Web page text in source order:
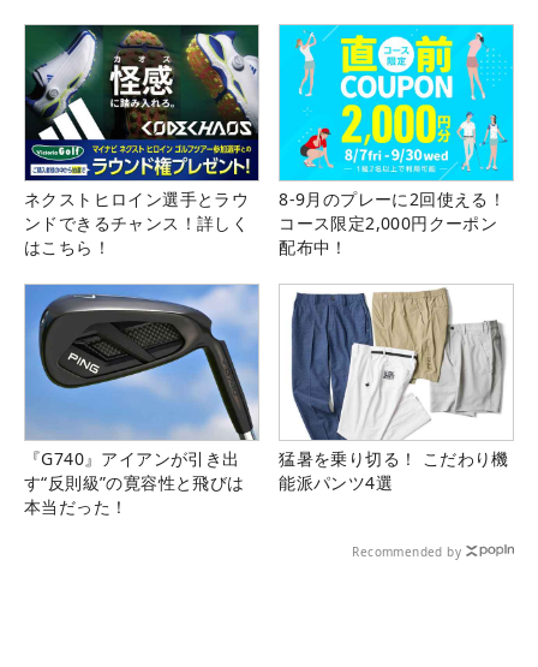
ネクストヒロイン選手とラウ
ンドできるチャンス！詳しく
はこちら！
8-9月のプレーに2回使える！
コース限定2,000円クーポン
配布中！
『G740』アイアンが引き出
す“反則級”の寛容性と飛びは
本当だった！
猛暑を乗り切る！ こだわり機
能派パンツ4選
Recommended by